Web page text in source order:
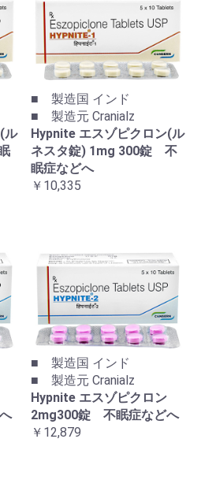
ル
■ 製造国 インド
■ 製造元 Cranialz
Hypnite エスゾピクロン(ル
ネスタ錠) 1mg 300錠 不
眠症などへ
￥10,335
■ 製造国 インド
■ 製造元 Cranialz
Hypnite エスゾピクロン
2mg300錠 不眠症などへ
￥12,879